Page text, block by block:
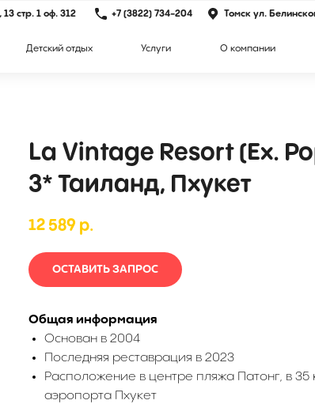
О компании
Услуги
Детский отдых
Томск ул.
+7 (3822) 734-204
стр. 1 оф. 312
La Vintage Resort (Ex.
3* Таиланд, Пхукет
12 589 р.
ОСТАВИТЬ ЗАПРОС
Общая информация
Основан в 2004
Последняя реставрация в 2023
Расположение в центре пляжа Патонг, в
аэропорта Пхукет